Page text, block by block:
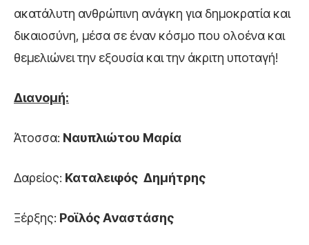
ακατάλυτη ανθρώπινη ανάγκη για δημοκρατία και
δικαιοσύνη, μέσα σε έναν κόσμο που ολοένα και
θεμελιώνει την εξουσία και την άκριτη υποταγή!
Διανομή:
Άτοσσα: Ναυπλιώτου Μαρία
Δαρείος: Καταλειφός Δημήτρης
Ξέρξης: Ροϊλός Αναστάσης